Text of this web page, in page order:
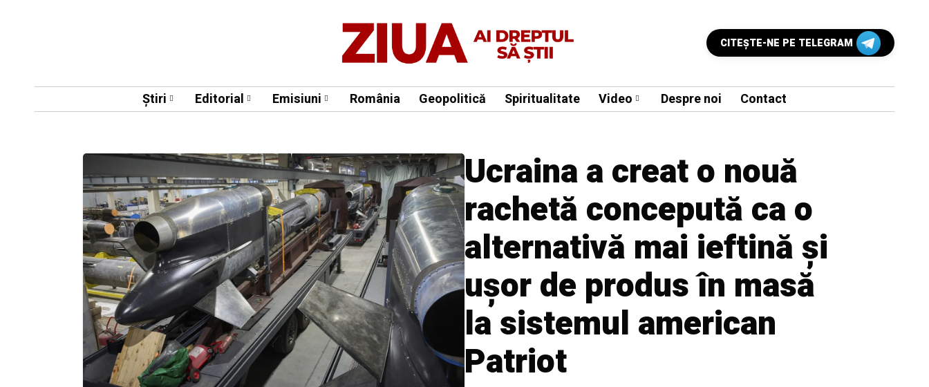
CITEŞTE-NE PE TELEGRAM
Știri Editorial Emisiuni România Geopolitică Spiritualitate Video Despre noi Contact
Ucraina a creat o nouă
rachetă concepută ca o
alternativă mai ieftină şi
uşor de produs în masă
la sistemul american
Patriot